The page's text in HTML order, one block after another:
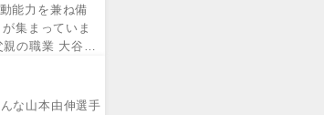
能力を兼ね備
集まっていま
の職業 大谷翔
な山本由伸選手